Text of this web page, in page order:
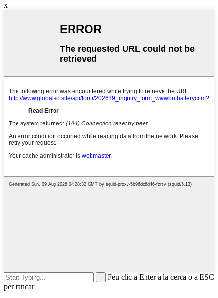
x
Feu clic a Enter a la cerca o a ESC
per tancar